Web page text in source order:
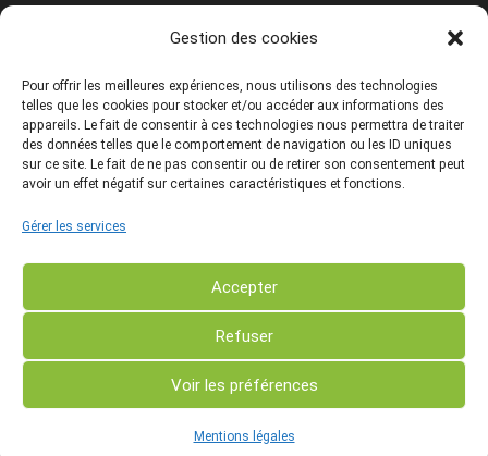
Gestion des cookies
Pour offrir les meilleures expériences, nous utilisons des technologies
telles que les cookies pour stocker et/ou accéder aux informations des
appareils. Le fait de consentir à ces technologies nous permettra de traiter
des données telles que le comportement de navigation ou les ID uniques
sur ce site. Le fait de ne pas consentir ou de retirer son consentement peut
avoir un effet négatif sur certaines caractéristiques et fonctions.
Gérer les services
Accepter
Refuser
Voir les préférences
Mentions légales
Mentions légales
Copyright © - 2024 Centre de Développement Agroforestier
de Chimay ASBL - Tout droit réservé